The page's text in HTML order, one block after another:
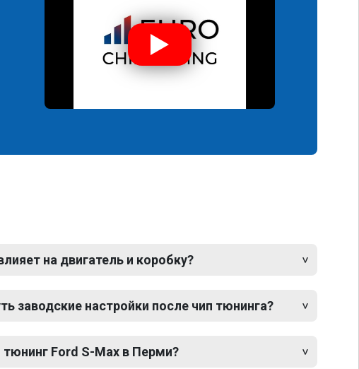
на двигатель и коробку?
заводские настройки после чип тюнинга?
тюнинг Ford S-Max в Перми?